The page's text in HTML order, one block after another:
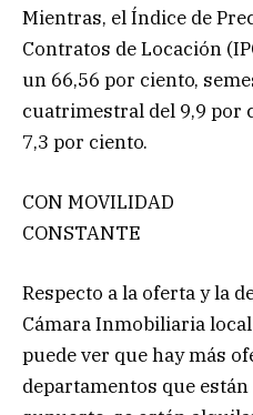
Mientras, el Índice de
Contratos de Locación
un 66,56 por ciento,
cuatrimestral del 9,9 por
7,3 por ciento.
CON MOVILIDAD
CONSTANTE
Respecto a la oferta y la
Cámara Inmobiliaria
puede ver que hay más
departamentos que